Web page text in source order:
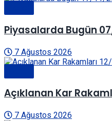
Piyasalarda Bugün
7 Ağustos 2026
Açıklanan Kar
7 Ağustos 2026